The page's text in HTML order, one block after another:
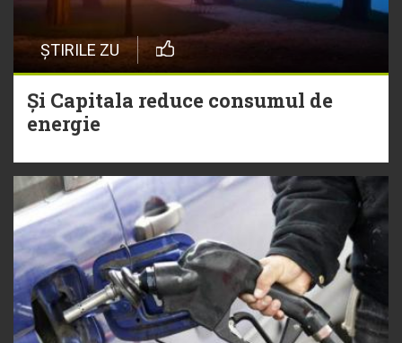
ȘTIRILE ZU
Și Capitala reduce consumul de
energie